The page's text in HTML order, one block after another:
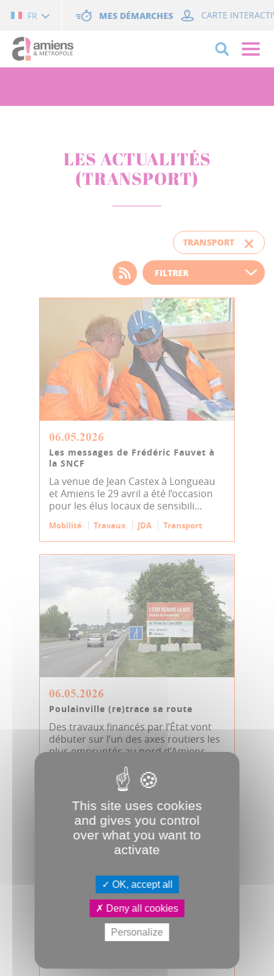
FR MES DÉMARCHES CARTE
LES ACTUALITÉS
(TRANSPORT)
TRANSPORT
Choisissez votre filtre
d'actualité
06.05.2026
Les messages de Frédéric Fauvet à
la SNCF
La venue de Jean Castex à Longueau
et Amiens le 29 avril a été l’occasion
pour les élus locaux de sensibili...
Mobilité Travaux JDA Transport
06.05.2026
Poulainville (re)trace sa route
Des travaux financés par l’État vont
débuter sur l’un des axes routiers les
plus empruntés au nord d’Amiens...
Travaux JDA
This site uses cookies
and gives you control
over what you want to
activate
OK, accept all
Deny all cookies
Personalize